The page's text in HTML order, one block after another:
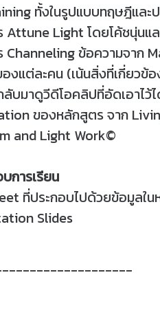
ทั้งในรูปแบบทฤษฎีแล
Attune Light โดยโค้ชนุ่น
Channeling ข้อความจาก
องแต่ละคน (เน้นสิ่งที่เกี่ยวข้
ลับมาดูวีดีโอคลิปที่อัดเอาไ
ของหลักสูตร จาก
and Light Work©
การเรียน
ที่ประกอบไปด้วยข้อมูลใ
Slides